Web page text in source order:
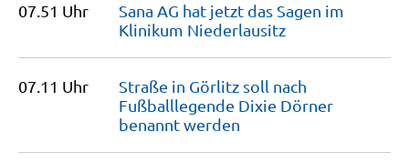
07.51 Uhr
Sana AG hat jetzt das Sagen im
Klinikum Niederlausitz
07.11 Uhr
Straße in Görlitz soll nach
Fußballlegende Dixie Dörner
benanntwerden